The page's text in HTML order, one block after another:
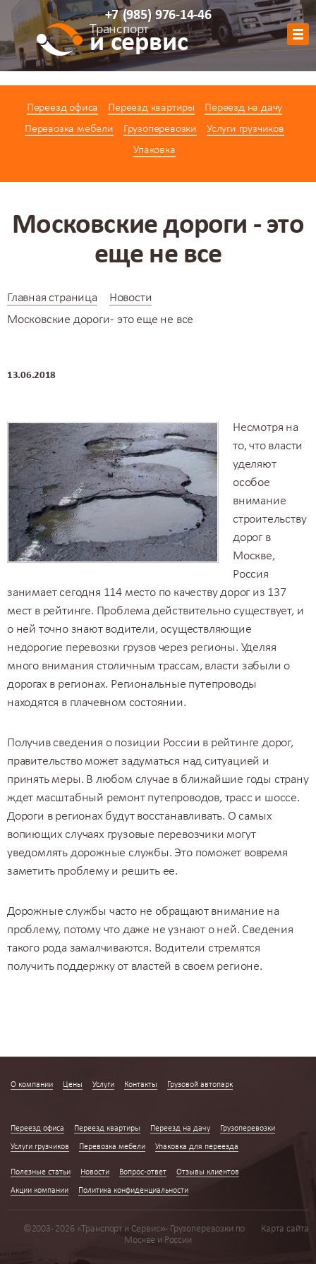
+7(985) 976-14-46
Транспорт
и сервис
Обратный звонок
АКЦИИ
КОНТАКТЫ
КАЛЬКУЛЯТОР
Переезд офиса Переезд квартиры
Переезд на дачу
Перевозка мебели
Грузоперевозки
Услуги грузчиков
Упаковка
Московские дороги - это
еще не все
Главная страница
Новости
Московские дороги - это еще не все
13.06.2018
Несмотря на
то, что власти
уделяют
особое
внимание
строительству
дорог в
Москве,
Россия
занимает сегодня 114 место по качеству дорог из 137
мест в рейтинге. Проблема действительно существует, и
о ней точно знают водители, осуществляющие
недорогие перевозки грузовчерез регионы. Уделяя
много внимания столичным трассам, власти забыли о
дорогах в регионах. Региональные путепроводы
находятся в плачевном состоянии.
Получив сведения о позиции России в рейтинге дорог,
правительство может задуматься над ситуацией и
принять меры. В любом случае в ближайшие годы страну
ждет масштабный ремонт путепроводов, трасс и шоссе.
Дороги в регионах будут восстанавливать. О самых
вопиющих случаях грузовые перевозчики могут
уведомлять дорожные службы. Это поможет вовремя
заметить проблему и решить ее.
Дорожные службы часто не обращают внимание на
проблему, потому что даже не узнают о ней. Сведения
такого рода замалчиваются. Водители стремятся
получить поддержку от властей в своем регионе.
О компании Цены Услуги Контакты Грузовой автопарк
Переезд офиса Переезд квартиры Переезд на дачу Грузоперевозки
Услуги грузчиков Перевозка мебели Упаковка для переезда
Полезные статьи Новости Вопрос-ответ Отзывы клиентов
Акции компании Политика конфиденциальности
Карта сайта
©2003 - 2026 «Транспорт и Сервис» - Грузоперевозки по
Москве и России